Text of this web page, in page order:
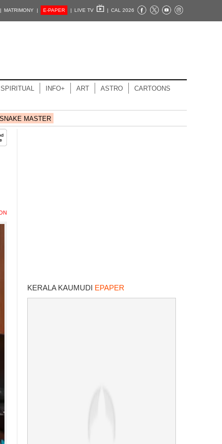
MATRIMONY | E-PAPER | LIVE TV | CAL 2026
SPIRITUAL INFO+ ART ASTRO CARTOONS
MASTER
KERALA KAUMUDI EPAPER